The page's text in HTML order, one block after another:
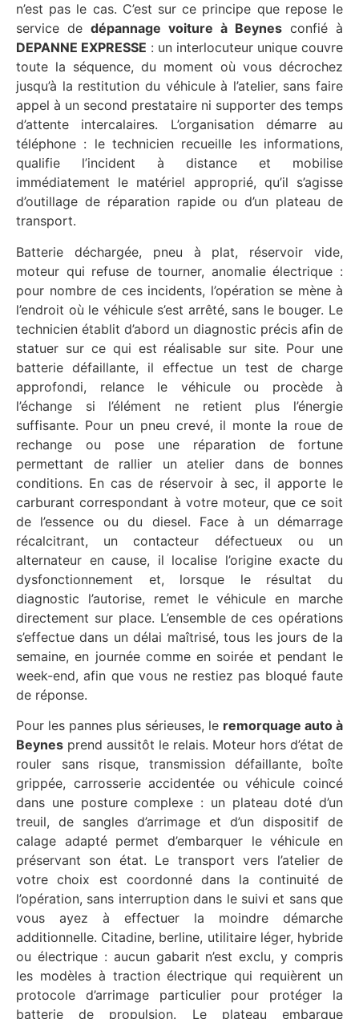
n’est pas le cas. C’est sur ce principe que repose le
service de dépannage voiture à Beynes confié à
DEPANNE EXPRESSE : un interlocuteur unique couvre
toute la séquence, du moment où vous décrochez
jusqu’à la restitution du véhicule à l’atelier, sans faire
appel à un second prestataire ni supporter des temps
d’attente intercalaires. L’organisation démarre au
téléphone : le technicien recueille les informations,
qualifie l’incident à distance et mobilise
immédiatement le matériel approprié, qu’il s’agisse
d’outillage de réparation rapide ou d’un plateau de
transport.
Batterie déchargée, pneu à plat, réservoir vide,
moteur qui refuse de tourner, anomalie électrique :
pour nombre de ces incidents, l’opération se mène à
l’endroit où le véhicule s’est arrêté, sans le bouger. Le
technicien établit d’abord un diagnostic précis afin de
statuer sur ce qui est réalisable sur site. Pour une
batterie défaillante, il effectue un test de charge
approfondi, relance le véhicule ou procède à
l’échange si l’élément ne retient plus l’énergie
suffisante. Pour un pneu crevé, il monte la roue de
rechange ou pose une réparation de fortune
permettant de rallier un atelier dans de bonnes
conditions. En cas de réservoir à sec, il apporte le
carburant correspondant à votre moteur, que ce soit
de l’essence ou du diesel. Face à un démarrage
récalcitrant, un contacteur défectueux ou un
alternateur en cause, il localise l’origine exacte du
dysfonctionnement et, lorsque le résultat du
diagnostic l’autorise, remet le véhicule en marche
directement sur place. L’ensemble de ces opérations
s’effectue dans un délai maîtrisé, tous les jours de la
semaine, en journée comme en soirée et pendant le
week-end, afin que vous ne restiez pas bloqué faute
de réponse.
Pour les pannes plus sérieuses, le remorquage auto à
Beynes prend aussitôt le relais. Moteur hors d’état de
rouler sans risque, transmission défaillante, boîte
grippée, carrosserie accidentée ou véhicule coincé
dans une posture complexe : un plateau doté d’un
treuil, de sangles d’arrimage et d’un dispositif de
calage adapté permet d’embarquer le véhicule en
préservant son état. Le transport vers l’atelier de
votre choix est coordonné dans la continuité de
l’opération, sans interruption dans le suivi et sans que
vous ayez à effectuer la moindre démarche
additionnelle. Citadine, berline, utilitaire léger, hybride
ou électrique : aucun gabarit n’est exclu, y compris
les modèles à traction électrique qui requièrent un
protocole d’arrimage particulier pour protéger la
batterie de propulsion. Le plateau embarque